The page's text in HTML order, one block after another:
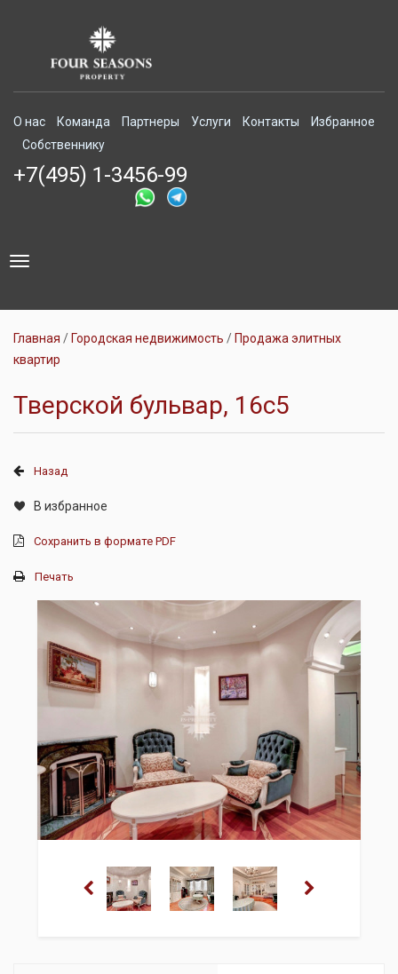
О нас Команда Партнеры Услуги Контакты
Избранное
Собственнику
+7(495) 1-3456-99
Toggle
Главная Городская недвижимость
Продажа элитных
квартир
Тверской бульвар, 16с5
Назад
В избранное
Сохранить в формате PDF
Печать